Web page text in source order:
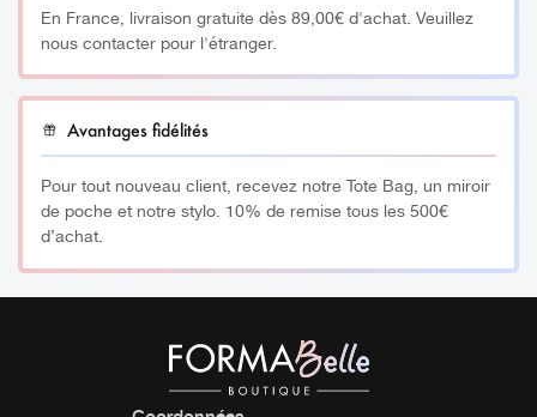
Dimension (L*W*H) : 230 x 205 x 200 mm
Poids net : 0.9 kg
Capacité d’eau : 250 ml
Minuterie : 0 à 60 min
________
serviettes ou pierres chaudes en toute sécurité.
En France, livraison gratuite dès 89,00€ d'achat. Veuillez
nous contacter pour l'étranger.
Avantages fidélités
Pour tout nouveau client, recevez notre Tote Bag, un miroir
de poche et notre stylo. 10% de remise tous les 500€
d’achat.